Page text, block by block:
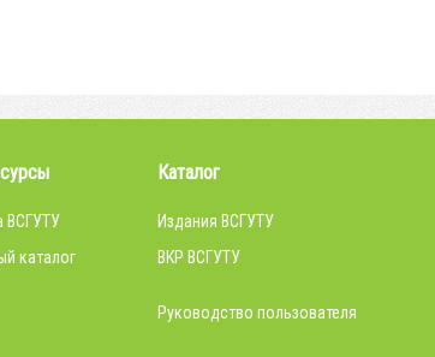
ВСГУТУ
каталог
Каталог
Издания ВСГУТУ
ВКР ВСГУТУ
Руководство пользователя